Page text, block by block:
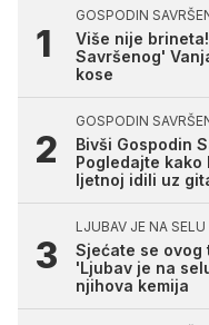
GOSPODIN
Više nije
Savršenog'
kose
GOSPODIN
Bivši Gospodin
Pogledajte kako
ljetnoj idili uz
LJUBAV JE NA SELU
Sjećate se ovog
'Ljubav je na
njihova kemija